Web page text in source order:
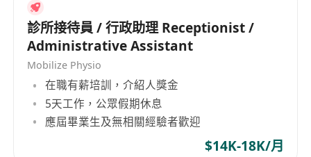
1、具備清潔經驗及技能，有3年清潔工作經驗，有
文員工作經驗優先。
2、吃苦耐勞，認真負責，服務意識強。
2、具備良好嘅溝通協調能力，有較強嘅時間管理能
力。
3、能高效完成各項任務，並主動發現問題提出優化
建議。
診所接待員 / 行政助理 Receptionist /
Administrative Assistant
Mobilize Physio
在職有薪培訓，介紹人獎金
5天工作，公眾假期休息
應屆畢業生及無相關經驗者歡迎
$14K-18K/月